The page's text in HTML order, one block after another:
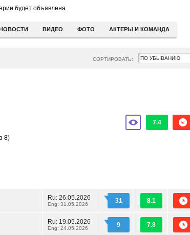
будет объявлена
ВИДЕО ФОТО АКТЕРЫ И КОМАНДА
СОРТИРОВАТЬ:
7.4
8)
Ru: 26.05.2026
Eng: 31.05.2026 31 8.1
Ru: 19.05.2026
Eng: 24.05.2026 9 7.8